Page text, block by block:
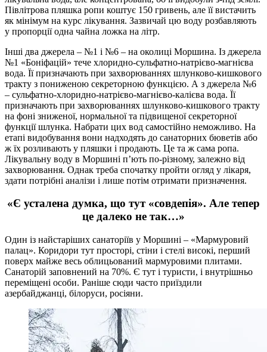
Півлітрова пляшка ропи коштує 150 гривень, але її вистачить
як мінімум на курс лікування. Зазвичай цю воду розбавляють
у пропорції одна чайна ложка на літр.
Інші два джерела – №1 і №6 – на околиці Моршина. Із джерела
№1 «Боніфацій» тече хлоридно-сульфатно-натрієво-магнієва
вода. Її призначають при захворюваннях шлунково-кишкового
тракту з пониженою секреторною функцією. А з джерела №6
– сульфатно-хлоридно-натрієво-магнієво-калієва вода. Її
призначають при захворюваннях шлунково-кишкового тракту
на фоні зниженої, нормальної та підвищеної секреторної
функції шлунка. Набрати цих вод самостійно неможливо. На
етапі видобування вони надходять до санаторних бюветів або
ж їх розливають у пляшки і продають. Це та ж сама ропа.
Лікувальну воду в Моршині п’ють по-різному, залежно від
захворювання. Однак треба спочатку пройти огляд у лікаря,
здати потрібні аналізи і лише потім отримати призначення.
«Є усталена думка, що тут «совдепія». Але тепер
це далеко не так…»
Один із найстаріших санаторіїв у Моршині – «Мармуровий
палац». Коридори тут просторі, стіни і стелі високі, перший
поверх майже весь облицьований мармуровими плитами.
Санаторій заповнений на 70%. Є тут і туристи, і внутрішньо
переміщені особи. Раніше сюди часто приїздили
азербайджанці, білоруси, росіяни.